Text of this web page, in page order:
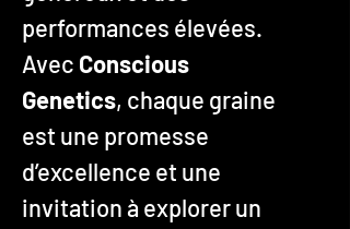
performances élevées.
Avec Conscious
Genetics, chaque graine
est une promesse
d’excellence et une
invitation à explorer un